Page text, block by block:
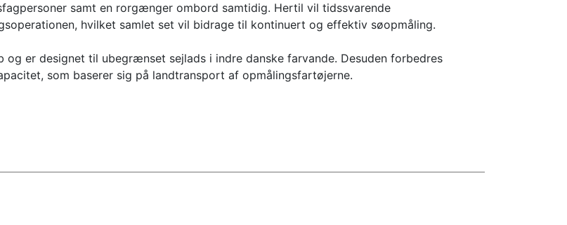
samt en rorgænger ombord samtidig. Hertil vil tidssvarende
hvilket samlet set vil bidrage til kontinuert og effektiv søopmåling.
er designet til ubegrænset sejlads i indre danske farvande. Desuden forbedres
som baserer sig på landtransport af opmålingsfartøjerne.